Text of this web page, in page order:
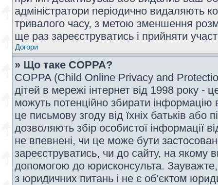
адміністратори періодично видаляють
тривалого часу, з метою зменшення
ще раз зареєструватись і прийняти
Догори
» Що таке COPPA?
COPPA (Child Online Privacy and
дітей в мережі інтернет від 1998 року -
можуть потенційно збирати інформацію
це письмову згоду від їхніх батьків або
дозволяють збір особистої інформації
не впевнені, чи це може бути
зареєструватись, чи до сайту, на якому
допомогою до юрисконсульта.
з юридичних питань і не є об'єктом